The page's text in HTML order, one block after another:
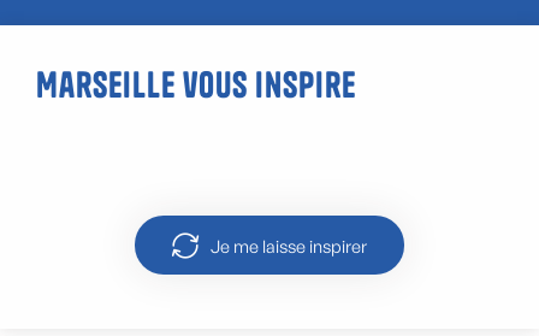
Marseille vous inspire
Je me laisse inspirer